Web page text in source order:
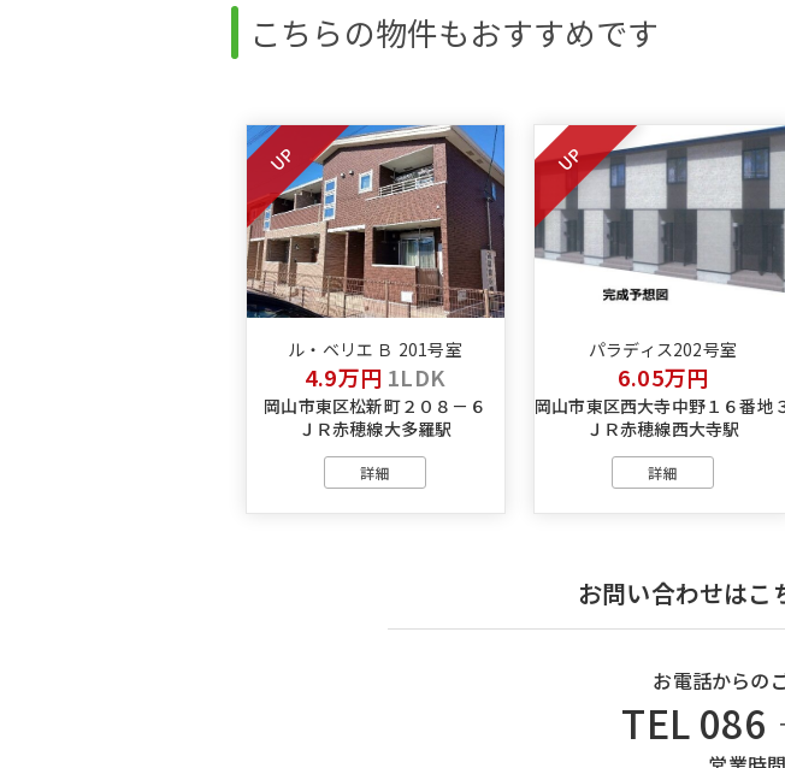
こちらの物件もおすすめです
UP
ル・ベリエ Ｂ 201号室
4.9万円 1LDK
岡山市東区松新町２０８－６
ＪＲ赤穂線大多羅駅
詳細
UP
パラディス202号室
6.05万円
岡山市東区西大寺中野１６番地
ＪＲ赤穂線西大寺駅
詳細
お問い合わせはこ
お電話からの
TEL